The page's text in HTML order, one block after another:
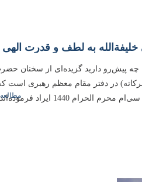
به لطف و قدرت الهی
چه پیش‌رو دارید گزیده‌ای از سخنان
در دفتر مقام معظم رهبری است